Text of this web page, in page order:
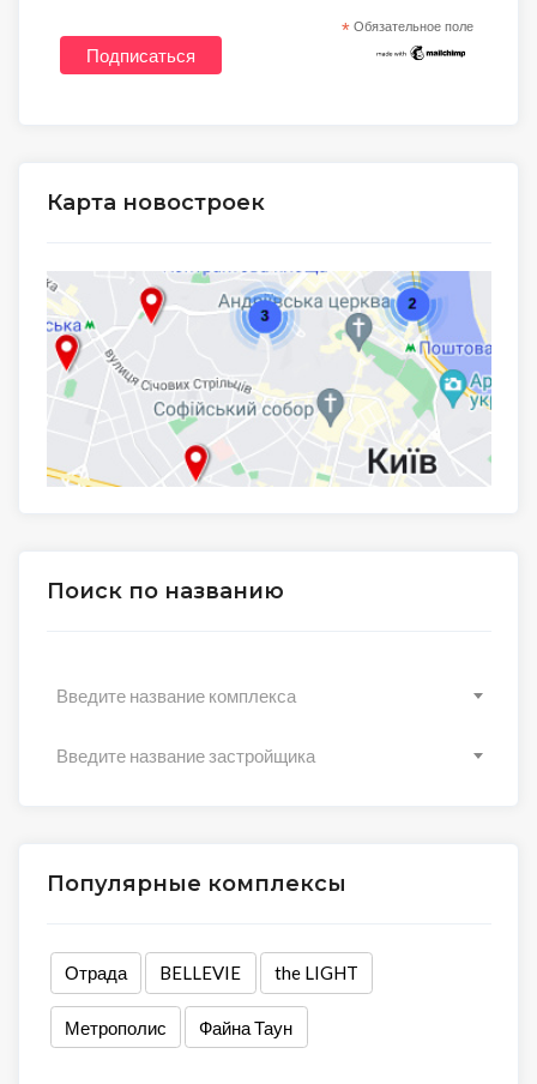
* Обязательное поле
Карта новостроек
Поиск по названию
Введите название комплекса
Введите название застройщика
Популярные комплексы
Отрада BELLEVIE the LIGHT
Метрополис Файна Таун